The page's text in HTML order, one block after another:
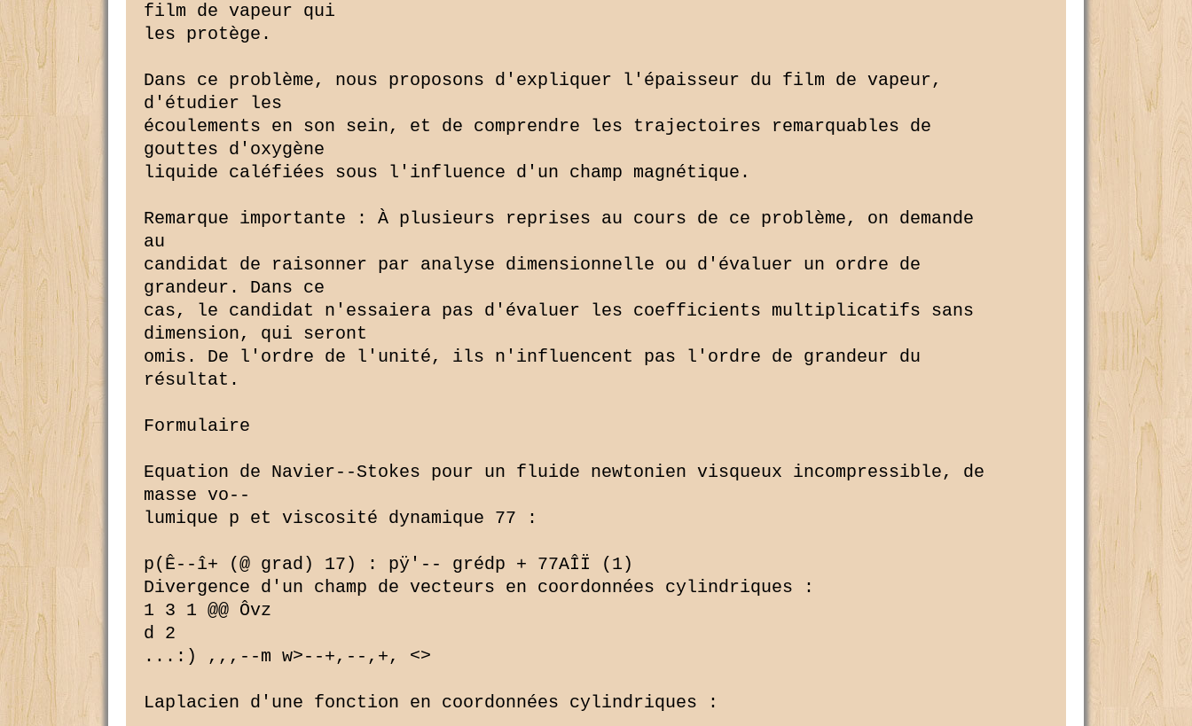
film de vapeur qui
les protège.
Dans ce problème, nous proposons d'expliquer l'épaisseur du film de vapeur,
d'étudier les
écoulements en son sein, et de comprendre les trajectoires remarquables de
gouttes d'oxygène
liquide caléfiées sous l'influence d'un champ magnétique.
Remarque importante : À plusieurs reprises au cours de ce problème, on demande
au
candidat de raisonner par analyse dimensionnelle ou d'évaluer un ordre de
grandeur. Dans ce
cas, le candidat n'essaiera pas d'évaluer les coefficients multiplicatifs sans
dimension, qui seront
omis. De l'ordre de l'unité, ils n'influencent pas l'ordre de grandeur du
résultat.
Formulaire
Equation de Navier--Stokes pour un fluide newtonien visqueux incompressible, de
masse vo--
lumique p et viscosité dynamique 77 :
p(Ê--î+ (@ grad) 17) : pÿ'-- grédp + 77AÎÏ (1)
Divergence d'un champ de vecteurs en coordonnées cylindriques :
1 3 1 @@ Ôvz
d 2
...:) ,,,--m w>--+,--,+, <>
Laplacien d'une fonction en coordonnées cylindriques :